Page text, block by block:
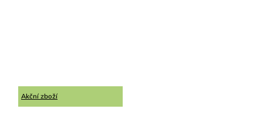
Akční zboží